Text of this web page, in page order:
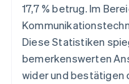
17,7 % betrug. Im
Diese Statistiken
bemerkenswerten
wider und bestätigen